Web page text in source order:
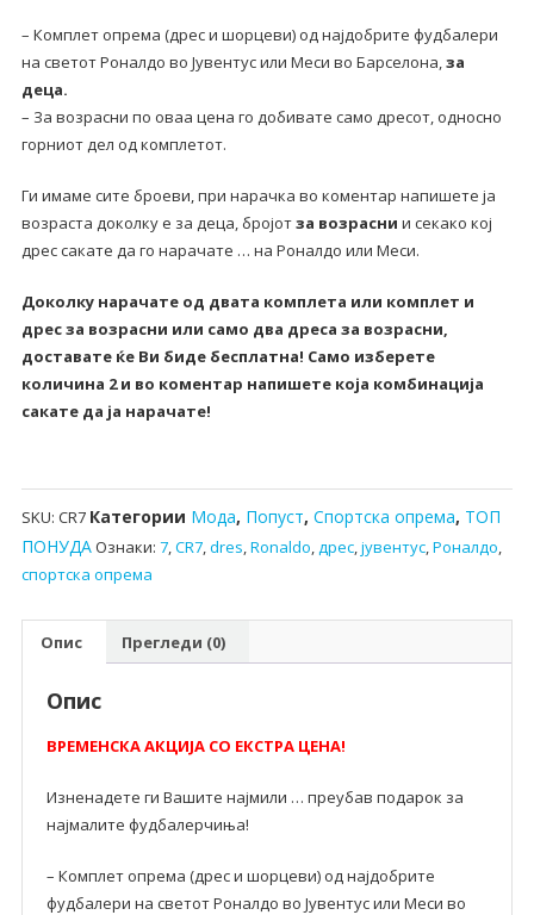
– Комплет опрема (дрес и шорцеви) од најдобрите фудбалери
на светот Роналдо во Јувентус или Меси во Барселона,за
деца.
– За возрасни по оваа цена го добивате само дресот, односно
горниот дел од комплетот.
Ги имаме сите броеви, при нарачка во коментар напишете ја
возраста доколку е за деца, бројотза возрасни и секако кој
дрес сакате да го нарачате … на Роналдо или Меси.
Доколку нарачате од двата комплета или комплет и
дрес за возрасни или само два дреса за возрасни,
доставате ќе Ви биде бесплатна! Само изберете
количина 2 и во коментар напишете која комбинација
сакате да ја нарачате!
SKU: CR7 Категории Мода, Попуст, Спортска опрема, ТОП
ПОНУДАОзнаки: 7,CR7,dres,Ronaldo,дрес,јувентус,Роналдо,
спортска опрема
Опис Прегледи (0)
Опис
ВРЕМЕНСКА АКЦИЈА СО ЕКСТРА ЦЕНА!
Изненадете ги Вашите најмили … преубав подарок за
најмалите фудбалерчиња!
– Комплет опрема (дрес и шорцеви) од најдобрите
фудбалери на светот Роналдо во Јувентус или Меси во